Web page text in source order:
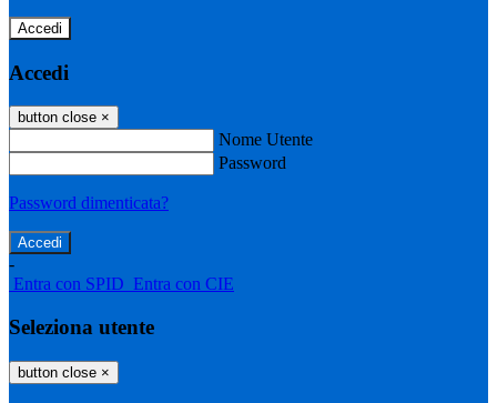
Accedi
Accedi
button close ×
Nome Utente
Password
Password dimenticata?
-
Entra con SPID Entra con CIE
Seleziona utente
button close ×